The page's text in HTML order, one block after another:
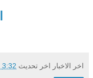
اخر الاخبار اخر تحديث 3:32 م